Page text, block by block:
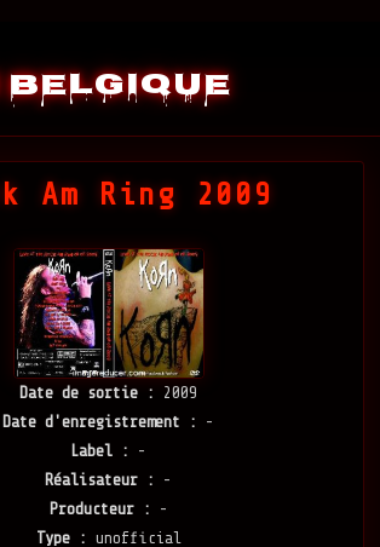
Am Ring 2009
Date de sortie :
2009
Date d'enregistrement :
-
Label :
-
Réalisateur :
-
Producteur :
-
Type : unofficial